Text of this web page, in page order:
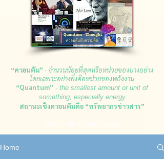
“ควอนตัม” - จำนวนน้อยที่สุดหรือหน่วยของบางอย่าง
โดยเฉพาะอย่างยิ่งคือหน่วยของพลังงาน
“Quantum” - the smallest amount or unit of
something, especially energy
สถานะเชิงควอนตัมคือ “ทรัพยากรข่าวสาร”
Home